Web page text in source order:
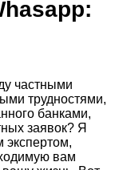
частными
трудностями,
банками,
заявок? Я
вам